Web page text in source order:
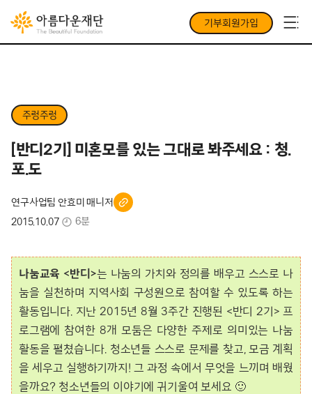
기부회원가입
주렁주렁
[반디2기] 미혼모를 있는 그대로 봐주세요 : 청.
포.도
연구사업팀 안효미 매니저
2015.10.07
6분
나눔교육 <반디>는 나눔의 가치와 정의를 배우고 스스로 나
눔을 실천하며 지역사회 구성원으로 참여할 수 있도록 하는
활동입니다. 지난 2015년 8월 3주간 진행된 <반디 2기> 프
로그램에 참여한 8개 모둠은 다양한 주제로 의미있는 나눔
활동을 펼쳤습니다. 청소년들 스스로 문제를 찾고, 모금 계획
을 세우고 실행하기까지! 그 과정 속에서 무엇을 느끼며 배웠
을까요? 청소년들의 이야기에 귀기울여 보세요 🙂